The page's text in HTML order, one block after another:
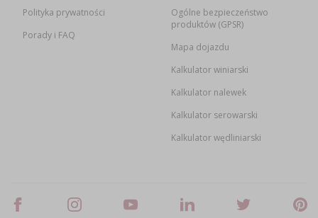
Polityka prywatności
Porady i FAQ
Ogólne bezpieczeństwo
produktów (GPSR)
Mapa dojazdu
Kalkulator winiarski
Kalkulator nalewek
Kalkulator serowarski
Kalkulator wędliniarski